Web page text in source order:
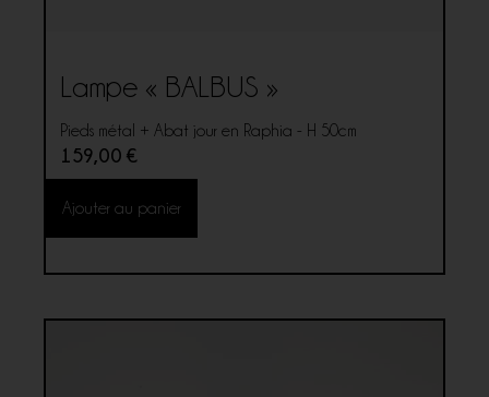
Lampe « BALBUS »
Pieds métal + Abat jour en Raphia - H 50cm
159,00 €
Ajouter au panier